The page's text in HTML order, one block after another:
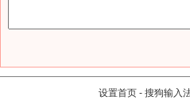
设置首页 - 搜狗输入